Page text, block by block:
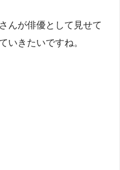
んが俳優として見せて
いきたいですね。